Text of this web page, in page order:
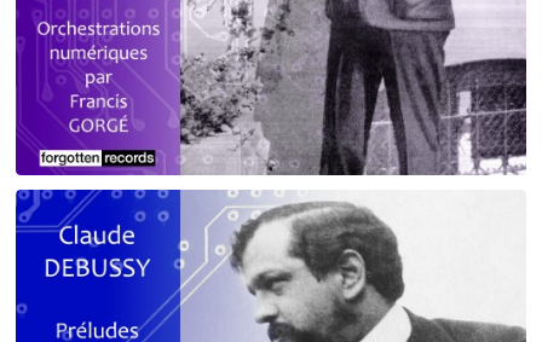
Debussy - Schmitt - Ravel
orchestrations numériques par Francis Gorgé